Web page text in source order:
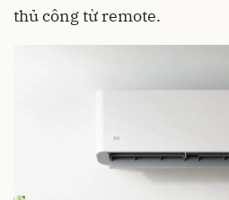
thủ công từ remote.